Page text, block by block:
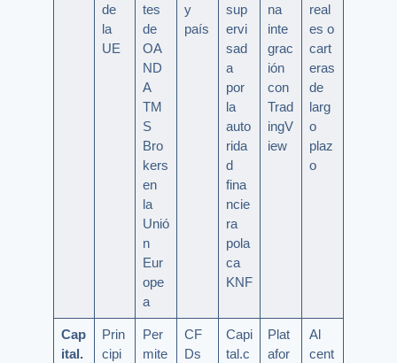
de
la
UE
tes
de
OA
ND
A
TM
S
Bro
kers
en
la
Unió
n
Eur
ope
a
y
país
sup
ervi
sad
a
por
la
auto
rida
d
fina
ncie
ra
pola
ca
KNF
na
inte
grac
ión
con
Trad
ingV
iew
real
es o
cart
eras
de
larg
o
plaz
o
Cap
ital.
Prin
cipi
Per
mite
CF
Ds
Capi
tal.c
Plat
afor
Al
cent